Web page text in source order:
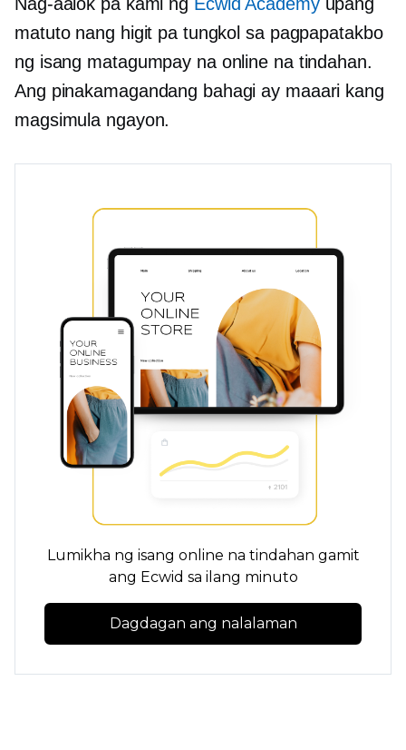
matuto nang higit pa tungkol sa pagpapatakbo
ng isang matagumpay na online na tindahan.
Ang pinakamagandang bahagi ay maaari kang
magsimula ngayon.
Lumikha ng isang online na tindahan gamit
ang Ecwid sa ilang minuto
Dagdagan ang nalalaman